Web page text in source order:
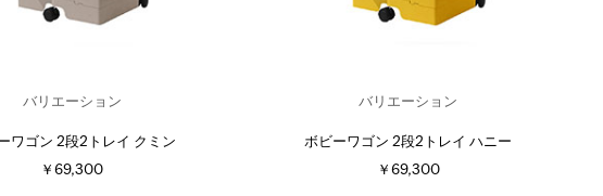
バリエーション
ワゴン 2段2トレイ クミン
￥69,300
バリエーション
ボビーワゴン 2段2トレイ ハニー
￥69,300